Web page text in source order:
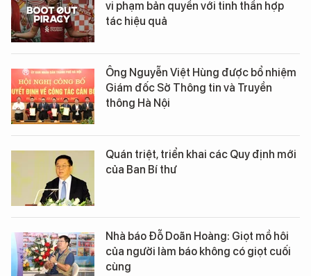
vi phạm bản quyền với tinh thần hợp
tác hiệu quả
Ông Nguyễn Việt Hùng được bổ nhiệm
Giám đốc Sở Thông tin và Truyền
thông Hà Nội
Quán triệt, triển khai các Quy định mới
của Ban Bí thư
Nhà báo Đỗ Doãn Hoàng: Giọt mồ hôi
của người làm báo không có giọt cuối
cùng